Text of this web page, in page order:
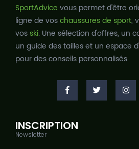
SportAdvice vous permet d'être
ligne de voschaussures de sport,
vosski. Une sélection d'offres, un
un guide des tailles et un espace
pour des conseils personnalisés.
INSCRIPTION
Newsletter